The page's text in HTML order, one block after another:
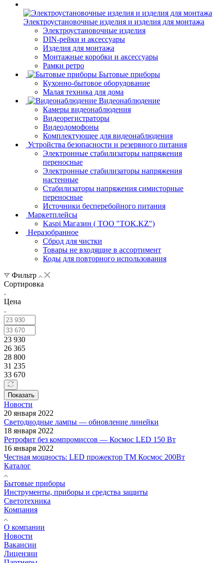
Электроустановочные изделия и изделия для монтажа
Электроустановочные изделия
DIN-рейки и аксессуары
Изделия для монтажа
Монтажные коробки и аксессуары
Рамки ретро
Бытовые приборы
Кухонно-бытовое оборудование
Малая техника для дома
Видеонаблюдение
Камеры видеонаблюдения
Видеорегистраторы
Видеодомофоны
Комплектующее для видеонаблюдения
Устройства безопасности и резервного питания
Электронные стабилизаторы напряжения
переносные
Электронные стабилизаторы напряжения
настенные
Стабилизаторы напряжения симисторные
переносные
Источники бесперебойного питания
Маркетплейсы
Kaspi Магазин ( ТОО "TOK.KZ")
Неразобранное
Сброд для чистки
Товары не входящие в ассортимент
Коды для повторного использования
Фильтр
Сортировка
Цена
23 930
26 365
28 800
31 235
33 670
Показать
Новости
20 января 2022
Светодиодные лампы — обновление линейки
18 января 2022
Ретрофит без компромиссов — Космос LED 150 Вт
16 января 2022
Честная мощность: LED прожектор ТМ Космос 200Вт
Каталог
Бытовые приборы
Инструменты, приборы и средства защиты
Светотехника
Компания
О компании
Новости
Вакансии
Лицензии